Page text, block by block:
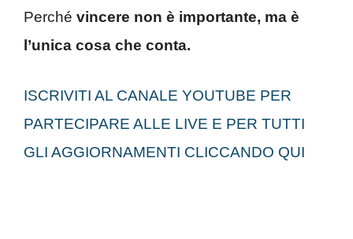
Perché vincere non è importante, ma è
l’unica cosa che conta.
ISCRIVITI AL CANALE YOUTUBE PER
PARTECIPARE ALLE LIVE E PER TUTTI
GLI AGGIORNAMENTI CLICCANDO QUI